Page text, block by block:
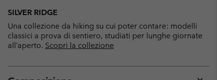
SILVER RIDGE
Una collezione da hiking su cui poter contare: modelli
classici a prova di sentiero, studiati per lunghe giornate
all’aperto. Scopri la collezione